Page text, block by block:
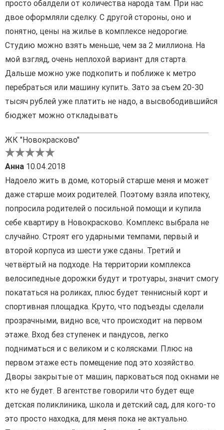
просто обалдели от количества народа там. При нас
двое оформляли сделку. С другой стороны, оно и
понятно, цены на жилье в комплексе недорогие.
Студию можно взять меньше, чем за 2 миллиона. На
мой взгляд, очень неплохой вариант для старта.
Дальше можно уже подкопить и поближе к метро
перебраться или машину купить. Зато за съем 20-30
тысяч рублей уже платить не надо, а высвободившийся
бюджет можно откладывать
ЖК "Новокрасково"
Анна 10.04.2018
Надоело жить в доме, который старше меня и может
даже старше моих родителей. Поэтому взяла ипотеку,
попросила родителей о посильной помощи и купила
себе квартиру в Новокрасково. Комплекс выбрала не
случайно. Строят его ударными темпами, первый и
второй корпуса из шести уже сданы. Третий и
четвёртый на подходе. На территории комплекса
велосипедные дорожки будут и тротуары, значит смогу
покататься на роликах, плюс будет теннисный корт и
спортивная площадка. Круто, что подъезды сделали
прозрачными, видно все, что происходит на первом
этаже. Вход без ступенек и пандусов, легко
подниматься и с великом и с колясками. Плюс на
первом этаже есть помещение под это хозяйство.
Дворы закрытые от машин, парковаться под окнами не
кто не будет. В агентстве говорили что будет еще
детская поликлиника, школа и детский сад, для кого-то
это просто находка, для меня пока не актуально.